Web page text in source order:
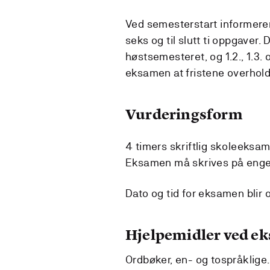
Ved semesterstart
seks og til slutt ti oppgaver.
høstsemesteret, og 1.2.,
eksamen at fristene
Vurderingsform
4 timers skriftlig
Eksamen må skrives på
Dato og tid for eksamen blir
Hjelpemidler ved
Ordbøker, en- og tospråklige.